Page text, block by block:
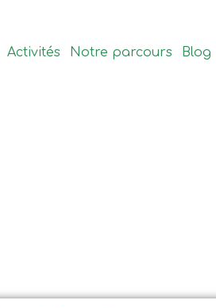
Activités Notre parcours Blog